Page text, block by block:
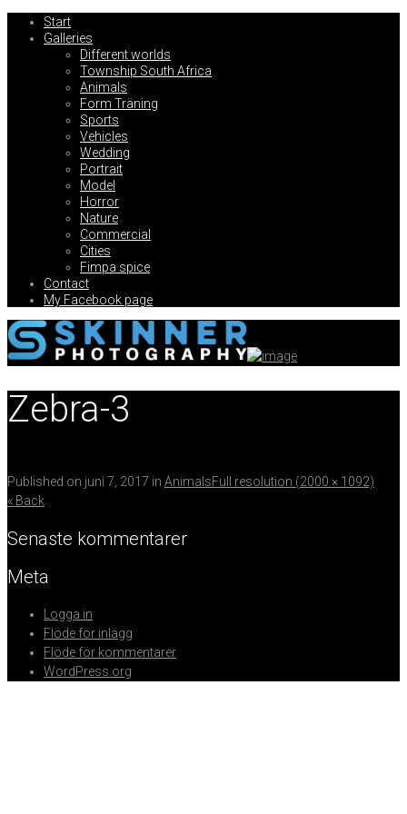
Start
Galleries
Different worlds
Township South Africa
Animals
Form Träning
Sports
Vehicles
Wedding
Portrait
Model
Horror
Nature
Commercial
Cities
Fimpa spice
Contact
My Facebook page
Zebra-3
Published on juni 7, 2017 in AnimalsFull resolution (2000 × 1092)
« Back
Senaste kommentarer
Meta
Logga in
Flöde för inlägg
Flöde för kommentarer
WordPress.org